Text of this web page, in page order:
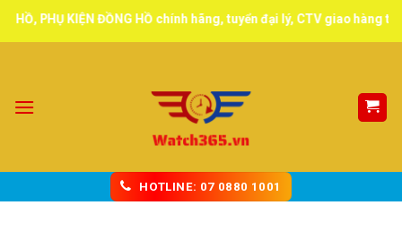
Skip KIỆN ĐỒNG HỒ chính hãng, tuyển đại lý, CTV giao hàng toàn
HOTLINE: 07 0880 1001